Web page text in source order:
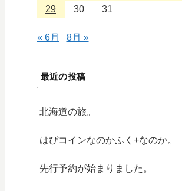
29
30 31
« 6月 8月 »
最近の投稿
北海道の旅。
はぴコインなのかふく+なのか。
先行予約が始まりました。